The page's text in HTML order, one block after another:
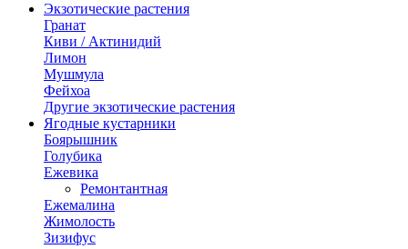
Экзотические растения
Гранат
Киви / Актинидий
Лимон
Мушмула
Фейхоа
Другие экзотические растения
Ягодные кустарники
Боярышник
Голубика
Ежевика
Ремонтантная
Ежемалина
Жимолость
Зизифус